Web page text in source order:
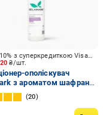
₴/шт.
До -10% з суперкредиткою Visa Вигода
ополіскувач
з ароматом шафрану
пурпурової орхідеї
20